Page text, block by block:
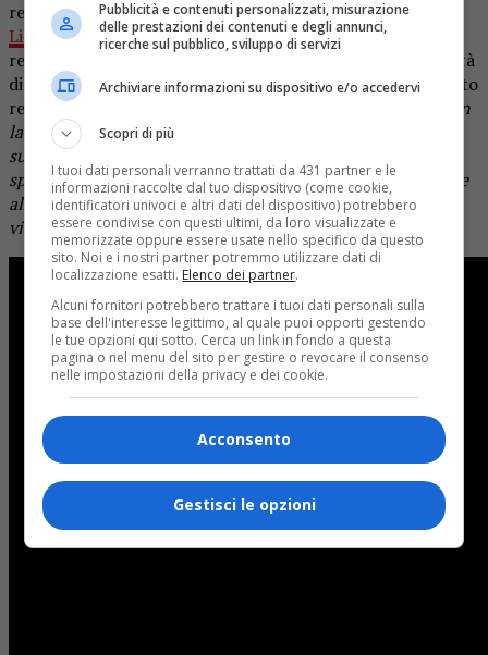
regista già noto per il progetto destinato alla carriera di
Liam Gallagher: ‘Liam Gallagher – Knebworth 22’. Per il
regista, che ha visto i Blur per la prima volta dal vivo all’età
di 10 anni, questo progetto rappresenta un sogno divenuto
realtà, come lui stesso ha commentato. “
Girare un film con
la band che ha trasformato la mia visione del mondo
sull’arte e sulla musica è stato surreale. Spero che gli
spettatori possano avvicinarsi a questi straordinari artisti e
alla loro amicizia, comprendendo meglio cosa significhi
vivere una vita in una band.”
Pubblicità e contenuti personalizzati, misurazione
delle prestazioni dei contenuti e degli annunci,
ricerche sul pubblico, sviluppo di servizi
Archiviare informazioni su dispositivo e/o accedervi
Scopri di più
I tuoi dati personali verranno trattati da 431 partner e le
informazioni raccolte dal tuo dispositivo (come cookie,
identificatori univoci e altri dati del dispositivo) potrebbero
essere condivise con questi ultimi, da loro visualizzate e
memorizzate oppure essere usate nello specifico da questo
sito. Noi e i nostri partner potremmo utilizzare dati di
localizzazione esatti. Elenco dei partner.
Alcuni fornitori potrebbero trattare i tuoi dati personali sulla
base dell'interesse legittimo, al quale puoi opporti gestendo
le tue opzioni qui sotto. Cerca un link in fondo a questa
pagina o nel menu del sito per gestire o revocare il consenso
nelle impostazioni della privacy e dei cookie.
Acconsento
Gestisci le opzioni